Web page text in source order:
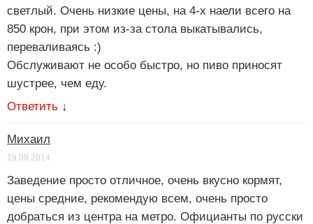
светлый. Очень низкие цены, на 4-х наели всего на
850 крон, при этом из-за стола выкатывались,
переваливаясь :)
Обслуживают не особо быстро, но пиво приносят
шустрее, чем еду.
Ответить ↓
Михаил
19.09.2014
Заведение просто отличное, очень вкусно кормят,
цены средние, рекомендую всем, очень просто
добраться из центра на метро. Официанты по русски